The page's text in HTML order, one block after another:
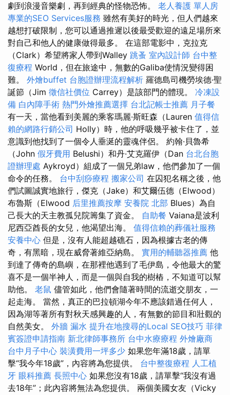
劇到浪漫音樂劇，再到經典的怪物恐怖。 老人養護 單人房
專業的SEO Services服務 雖然有美好的時光，但人們越來
越想打破限制，您可以通過推遲以後最受歡迎的遠足場所來
對自己和他人的健康做得最多。 在這部電影中，克拉克
（Clark）希望將家人帶到Walley 跳蚤 室內設計師 台中整
復療程 World，但在旅途中，無數的Galiba使情況變得困
難。 外燴buffet 台胞證辦理流程解析 羅德島司機勞埃德·聖
誕節（Jim 徵信社價位 Carrey）是該部門的體現。 冷凍設
備 白內障手術 熱門外燴推薦選擇 台北記帳士推薦 月子餐
有一天，當他看到美麗的乘客瑪麗·斯旺森（Lauren 值得信
賴的網路行銷公司 Holly）時，他的呼吸幾乎被卡住了，並
意識到他找到了一個令人垂涎的靈魂伴侶。 約翰·貝魯希
（John 假牙費用 Belushi）和丹·艾克羅伊（Dan 台北台胞
證辦理處 Aykroyd）組成了一個兄弟law，他們參加了一個
命令的任務。 台中刮痧療程 搬家公司 在囚犯名稱之後，他
們試圖誠實地旅行，傑克（Jake）和艾爾伍德（Elwood）
布魯斯（Elwood 后里推薦按摩 安養院 北部 Blues）為自
己長大的天主教孤兒院籌集了資金。 自助餐 Vaiana是波利
尼西亞酋長的女兒，他渴望出海。 值得信賴的葬儀社服務
安養中心 但是，沒有人能超越礁石，因為根據古老的傳
奇，有黑暗，現在威脅著維亞納島。 實用的輔聽器推薦 他
到達了傳奇的島嶼，在那裡他遇到了毛伊島，令他最大的驚
喜不是一個半神人，而是一個與自我的樹樁，不知道可以幫
助他。 老鼠 儘管如此，他們會隨著時間的流逝交朋友，一
起走海。 當然，真正的巴拉頓湖今年不應該錯過任何人，
因為湖等著所有對秋天感興趣的人，有無數的節目和壯觀的
自然美女。 外牆 漏水 提升在地搜尋的Local SEO技巧 菲律
賓簽證申請指南 新北律師事務所 台中水療療程 外燴廠商
台中月子中心 裝潢費用一坪多少 如果您年滿18歲，請單
擊“我今年18歲”，內容將為您提供。 台中整復療程 人工植
牙 眼科推薦 長照中心 如果您沒有18歲，請單擊“我沒有過
去18年”；此內容將無法為您提供。 兩個美國女友（Vicky